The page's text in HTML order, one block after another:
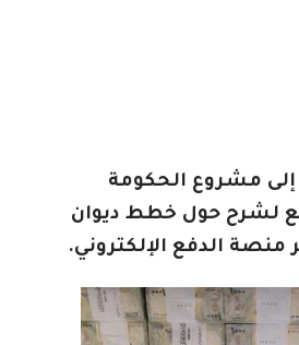
إلى مشروع الحكومة
لشرح حول خطط ديوان
منصة الدفع الإلكتروني.